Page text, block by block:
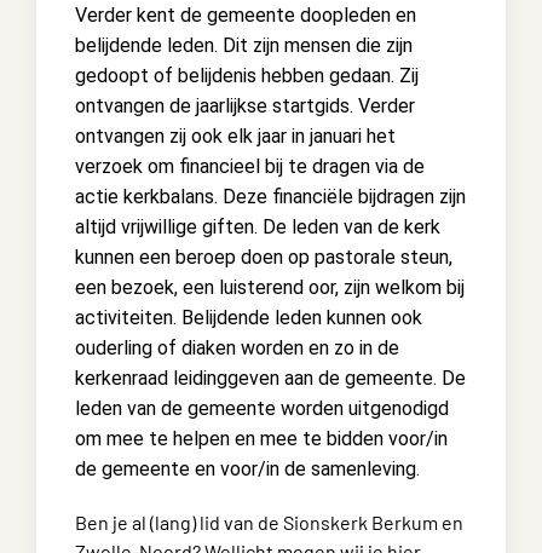
Verder kent de gemeente doopleden en
belijdende leden. Dit zijn mensen die zijn
gedoopt of belijdenis hebben gedaan. Zij
ontvangen de jaarlijkse startgids. Verder
ontvangen zij ook elk jaar in januari het
verzoek om financieel bij te dragen via de
actie kerkbalans. Deze financiële bijdragen zijn
altijd vrijwillige giften. De leden van de kerk
kunnen een beroep doen op pastorale steun,
een bezoek, een luisterend oor, zijn welkom bij
activiteiten. Belijdende leden kunnen ook
ouderling of diaken worden en zo in de
kerkenraad leidinggeven aan de gemeente. De
leden van de gemeente worden uitgenodigd
om mee te helpen en mee te bidden voor/in
de gemeente en voor/in de samenleving.
Ben je al (lang) lid van de Sionskerk Berkum en